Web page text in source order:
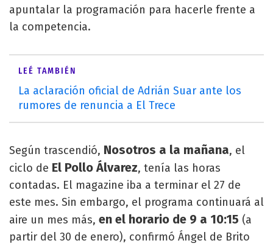
apuntalar la programación para hacerle frente a
la competencia.
LEÉ TAMBIÉN
La aclaración oficial de Adrián Suar ante los
rumores de renuncia a El Trece
Según trascendió, Nosotros a la mañana, el
ciclo de El Pollo Álvarez, tenía las horas
contadas. El magazine iba a terminar el 27 de
este mes. Sin embargo, el programa continuará al
aire un mes más, en el horario de 9 a 10:15 (a
partir del 30 de enero), confirmó Ángel de Brito